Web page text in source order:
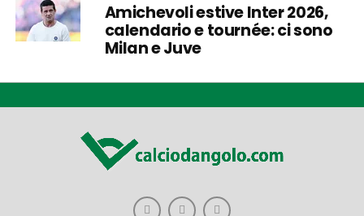
Amichevoli estive Inter 2026,
calendario e tournée: ci sono
Milan e Juve